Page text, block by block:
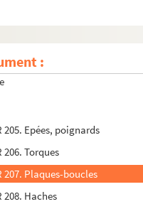
:
dépôts, prêts
205. Epées, poignards
206. Torques
207. Plaques-boucles
208. Haches